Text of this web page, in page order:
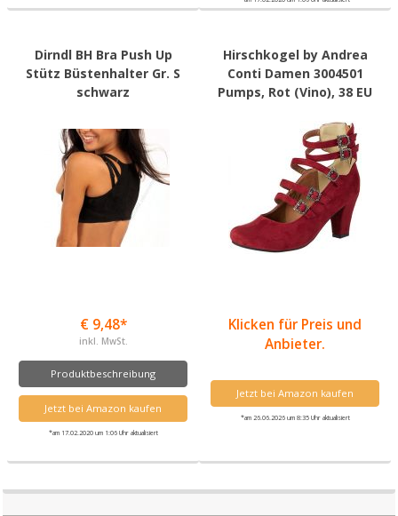
Dirndl BH Bra Push Up
Stütz Büstenhalter Gr. S
schwarz
€ 9,48*
inkl. MwSt.
Produktbeschreibung
Jetzt bei Amazon kaufen
*am 17.02.2020 um 1:06 Uhr aktualisiert
Hirschkogel by Andrea
Conti Damen 3004501
Pumps, Rot (Vino), 38 EU
Klicken für Preis und
Anbieter.
Jetzt bei Amazon kaufen
*am 26.06.2026 um 8:35 Uhr aktualisiert